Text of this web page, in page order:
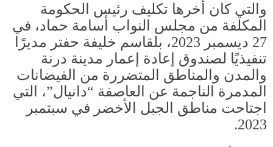
والتي كان أخرها تكليف رئيس الحكومة
المكلفة من مجلس النواب أسامة حماد، في
27 ديسمبر 2023، بلقاسم خليفة حفتر مديرًا
تنفيذيًا لصندوق إعادة إعمار مدينة درنة
والمدن والمناطق المتضررة من الفيضانات
المدمرة الناجمة عن العاصفة “دانيال”، التي
اجتاحت مناطق الجبل الأخضر في سبتمبر
2023.